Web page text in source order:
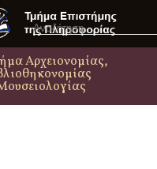
Αρχειονομίας,